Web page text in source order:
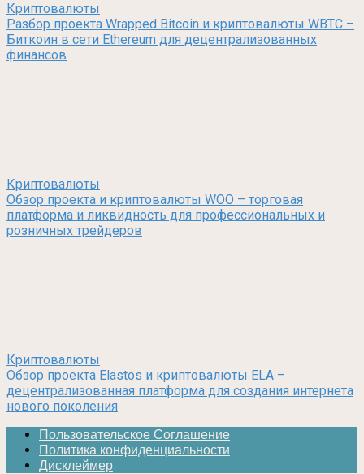
Криптовалюты
Разбор проекта Wrapped Bitcoin и криптовалюты WBTC –
Биткоин в сети Ethereum для децентрализованных
финансов
Криптовалюты
Обзор проекта и криптовалюты WOO – торговая
платформа и ликвидность для профессиональных и
розничных трейдеров
Криптовалюты
Обзор проекта Elastos и криптовалюты ELA –
децентрализованная платформа для создания интернета
нового поколения
Пользовательское Соглашение
Политика конфиденциальности
Дисклеймер